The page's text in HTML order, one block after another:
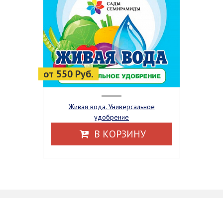
от 550 Руб.
Живая вода. Универсальное
удобрение
В КОРЗИНУ